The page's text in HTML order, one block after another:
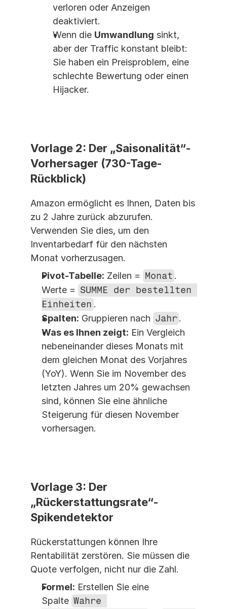
verloren oder Anzeigen
deaktiviert.
Wenn die Umwandlung sinkt,
aber der Traffic konstant bleibt:
Sie haben ein Preisproblem, eine
schlechte Bewertung oder einen
Hijacker.
Vorlage 2: Der „Saisonalität“-
Vorhersager (730-Tage-
Rückblick)
Amazon ermöglicht es Ihnen, Daten bis
zu 2 Jahre zurück abzurufen.
Verwenden Sie dies, um den
Inventarbedarf für den nächsten
Monat vorherzusagen.
Pivot-Tabelle: Zeilen = Monat .
Werte = SUMME der bestellten
Einheiten .
Spalten: Gruppieren nach Jahr .
Was es Ihnen zeigt: Ein Vergleich
nebeneinander dieses Monats mit
dem gleichen Monat des Vorjahres
(YoY). Wenn Sie im November des
letzten Jahres um 20% gewachsen
sind, können Sie eine ähnliche
Steigerung für diesen November
vorhersagen.
Vorlage 3: Der
„Rückerstattungsrate“-
Spikendetektor
Rückerstattungen können Ihre
Rentabilität zerstören. Sie müssen die
Quote verfolgen, nicht nur die Zahl.
Formel: Erstellen Sie eine
Spalte Wahre